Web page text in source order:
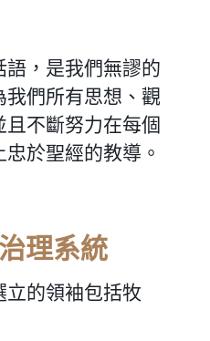
，是我們無謬的
們所有思想、觀
不斷努力在每個
於聖經的教導。
理系統
的領袖包括牧